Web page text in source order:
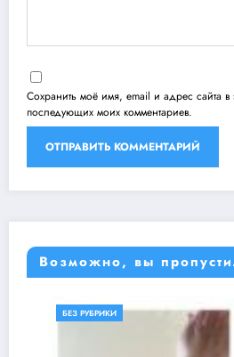
Сохранить моё имя, email и адрес сайта в
последующих моих комментариев.
Возможно, вы
БЕЗ РУБРИКИ